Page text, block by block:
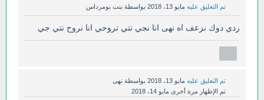
تم التعليق عليه مايو 13، 2018 بواسطة بنت بومرداس
ردي دوك نزعف اه نهى انا نجي نتي تروحي انا نروح نتي جي
تم التعليق عليه مايو 13، 2018 بواسطة نهى
تم الإظهار مرة أخرى مايو 14، 2018